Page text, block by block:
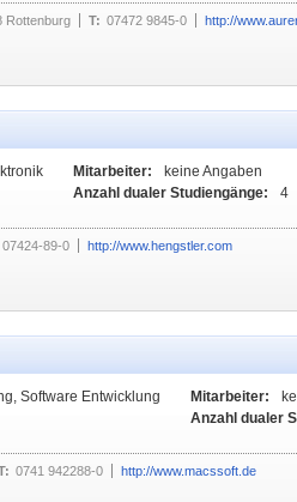
Rottenburg T: 07472 9845-0 http://
Mitarbeiter:
keine Angaben
Anzahl dualer Studiengänge:
4
07424-89-0 http://www.hengstler.com
Software Entwicklung
Mitarbeiter:
Anzahl dualer
0741 942288-0 http://www.macssoft.de